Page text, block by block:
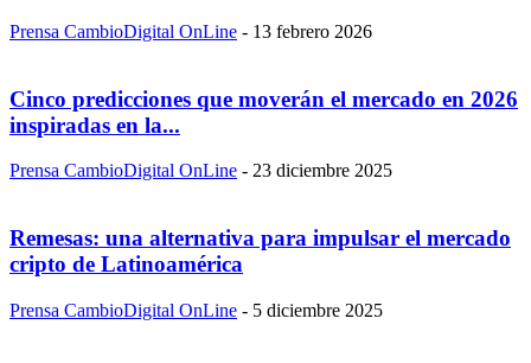
Prensa CambioDigital OnLine - 13 febrero 2026
Cinco predicciones que moverán el mercado en 2026
inspiradas en la...
Prensa CambioDigital OnLine - 23 diciembre 2025
Remesas: una alternativa para impulsar el mercado
cripto de Latinoamérica
Prensa CambioDigital OnLine - 5 diciembre 2025